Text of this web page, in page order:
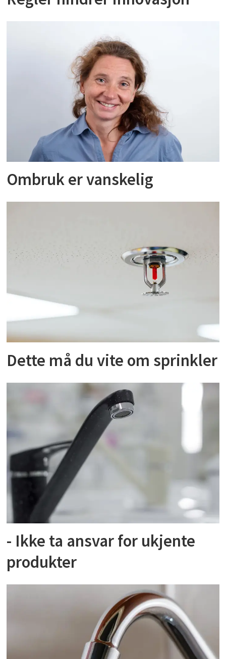
Ombruk er vanskelig
Dette må du vite om sprinkler
- Ikke ta ansvar for ukjente
produkter